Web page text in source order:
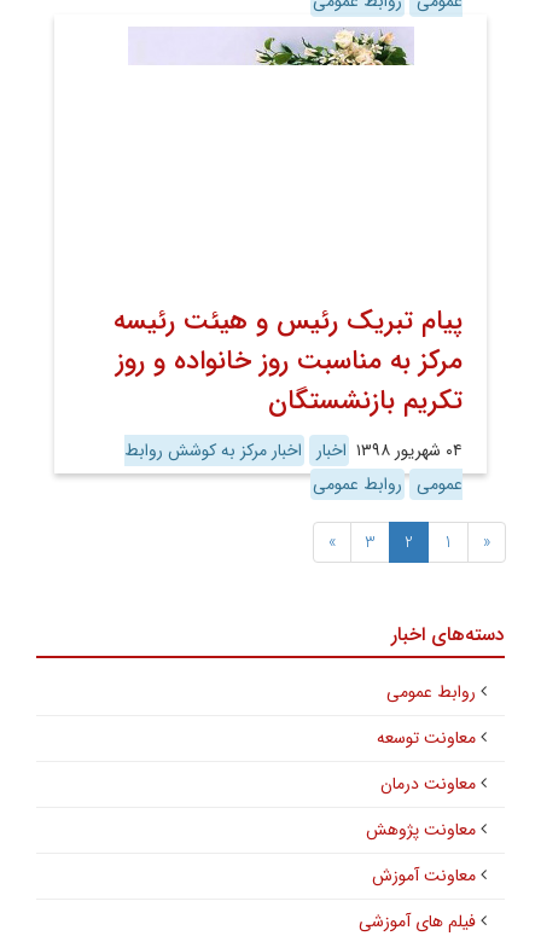
پیام تبریک رئیس و هیئت رئیسه
مرکز به مناسبت روز خانواده و روز
تکریم بازنشستگان
۰۴ شهریور ۱۳۹۸ اخبار
اخبار مرکز به کوشش روابط
عمومی روابط عمومی
«
1
2
3
»
دسته‌های اخبار
روابط عمومی
معاونت توسعه
معاونت درمان
معاونت پژوهش
معاونت آموزش
فیلم های آموزشی